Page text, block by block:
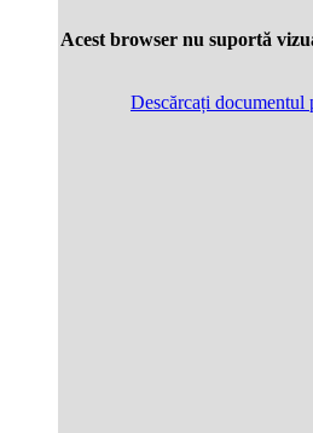
Acest browser nu suportă
Descărcați documentul